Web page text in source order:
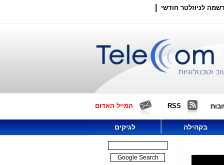
לניוזלטר חודשי
RSS המייל האדום
בקהילה לגיקים